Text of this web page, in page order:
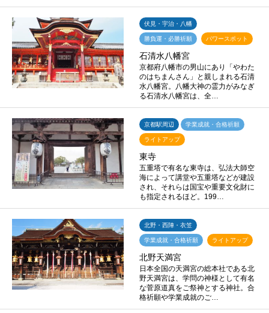
伏見・宇治・八幡
勝負運・必勝祈願 パワースポット
石清水八幡宮
京都府八幡市の男山にあり「やわた
のはちまんさん」と親しまれる石清
水八幡宮。八幡大神の霊力がみなぎ
る石清水八幡宮は、全…
京都駅周辺 学業成就・合格祈願
ライトアップ
東寺
五重塔で有名な東寺は、弘法大師空
海によって講堂や五重塔などが建設
され、それらは国宝や重要文化財に
も指定されるほど。199…
北野・西陣・衣笠
学業成就・合格祈願 ライトアップ
北野天満宮
日本全国の天満宮の総本社である北
野天満宮は、学問の神様として有名
な菅原道真をご祭神とする神社。合
格祈願や学業成就のご…